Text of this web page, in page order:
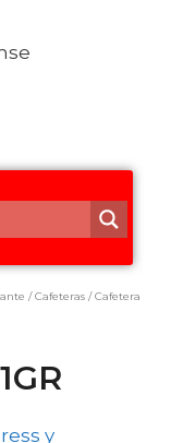
/Cafeteras / Cafetera